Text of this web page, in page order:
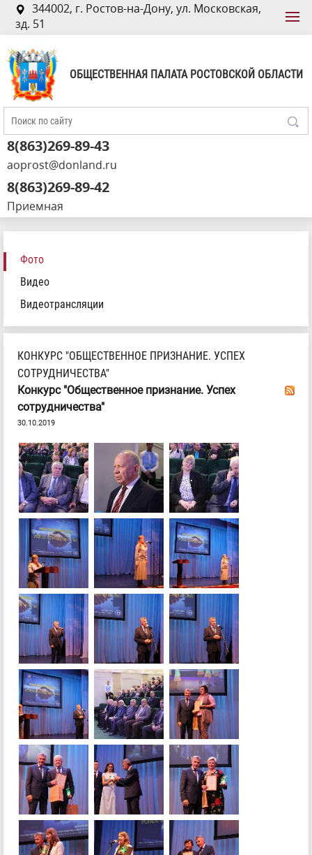
344002, г. Ростов-на-Дону, ул. Московская,
зд. 51
ОБЩЕСТВЕННАЯ ПАЛАТА РОСТОВСКОЙ ОБЛАСТИ
8(863)269-89-43
aoprost@donland.ru
8(863)269-89-42
Приемная
Фото
Видео
Видеотрансляции
КОНКУРС "ОБЩЕСТВЕННОЕ ПРИЗНАНИЕ. УСПЕХ
СОТРУДНИЧЕСТВА"
Конкурс "Общественное признание. Успех
сотрудничества"
30.10.2019